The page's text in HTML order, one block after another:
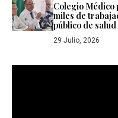
Colegio Médico
miles de
público de salud
29 Julio, 2026